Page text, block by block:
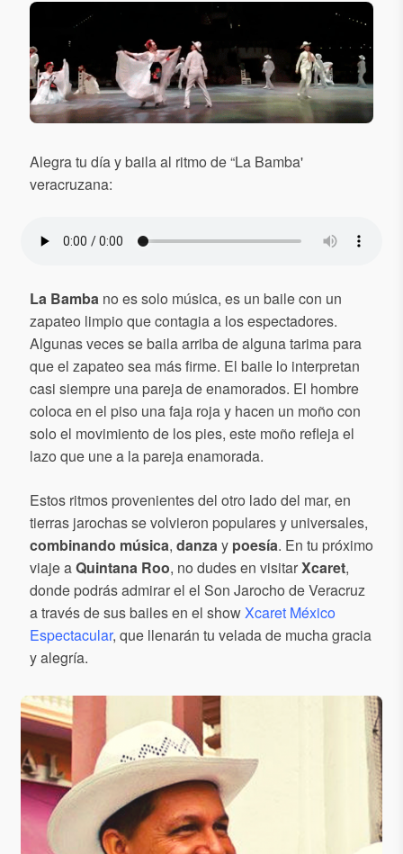
Alegra tu día y baila al ritmo de “La Bamba'
veracruzana:
La Bamba no es solo música, es un baile con un
zapateo limpio que contagia a los espectadores.
Algunas veces se baila arriba de alguna tarima para
que el zapateo sea más firme. El baile lo interpretan
casi siempre una pareja de enamorados. El hombre
coloca en el piso una faja roja y hacen un moño con
solo el movimiento de los pies, este moño refleja el
lazo que une a la pareja enamorada.
Estos ritmos provenientes del otro lado del mar, en
tierras jarochas se volvieron populares y universales,
combinando música, danzay poesía. En tu próximo
viaje aQuintana Roo, no dudes en visitarXcaret,
donde podrás admirar el el Son Jarocho de Veracruz
a través de sus bailes en el showXcaret México
Espectacular, que llenarán tu velada de mucha gracia
y alegría.